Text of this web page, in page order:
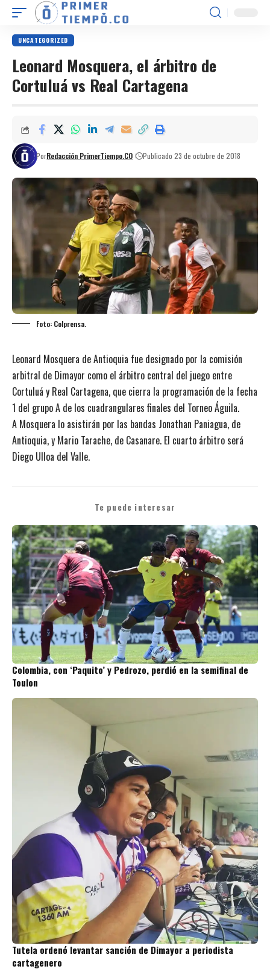
UNCATEGORIZED
Leonard Mosquera, el árbitro de
Cortuluá vs Real Cartagena
PorRedacción PrimerTiempo.CO Publicado 23 de octubre de 2018
Foto: Colprensa.
Leonard Mosquera de Antioquia fue designado por la comisión
arbitral de Dimayor como el árbitro central del juego entre
Cortuluá y Real Cartagena, que cierra la programación de la fecha
1 del grupo A de los cuadrangulares finales del Torneo Águila.
A Mosquera lo asistirán por las bandas Jonathan Paniagua, de
Antioquia, y Mario Tarache, de Casanare. El cuarto árbitro será
Diego Ulloa del Valle.
Te puede interesar
Colombia, con ‘Paquito’ y Pedrozo, perdió en la semifinal de
Toulon
Tutela ordenó levantar sanción de Dimayor a periodista
cartagenero